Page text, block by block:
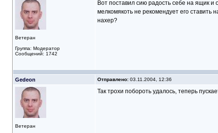
Ветеран
Группа: Модератор
Сообщений: 1742
Вот поставил сию радость себе на ящик и
мелкомякоть не рекомендует его
нахер?
Gedeon Отправлено:03.11.2004, 12:36
Ветеран
Так трохи побороть удалось, теперь